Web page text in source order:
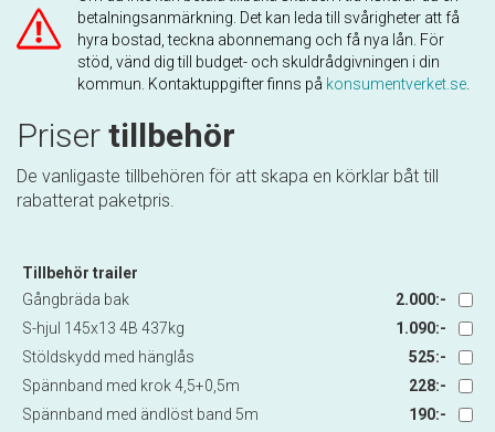
betalningsanmärkning. Det kan leda till svårigheter att få
hyra bostad, teckna abonnemang och få nya lån. För
stöd, vänd dig till budget- och skuldrådgivningen i din
kommun. Kontaktuppgifter finns på konsumentverket.se
Priser tillbehör
De vanligaste tillbehören för att skapa en körklar båt till
rabatterat paketpris.
Tillbehör trailer
Gångbräda bak
2.000:-
S-hjul 145x13 4B 437kg
1.090:-
Stöldskydd med hänglås
525:-
Spännband med krok 4,5+0,5m
228:-
Spännband med ändlöst band 5m
190:-